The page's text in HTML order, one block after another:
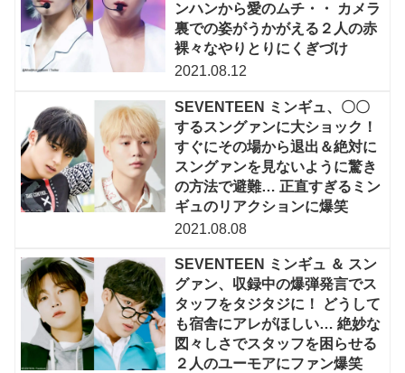
ンハンから愛のムチ・・ カメラ
裏での姿がうかがえる２人の赤
裸々なやりとりにくぎづけ
2021.08.12
SEVENTEEN ミンギュ、〇〇
するスングァンに大ショック！
すぐにその場から退出＆絶対に
スングァンを見ないように驚き
の方法で避難… 正直すぎるミン
ギュのリアクションに爆笑
2021.08.08
SEVENTEEN ミンギュ ＆ スン
グァン、収録中の爆弾発言でス
タッフをタジタジに！ どうして
も宿舎にアレがほしい… 絶妙な
図々しさでスタッフを困らせる
２人のユーモアにファン爆笑